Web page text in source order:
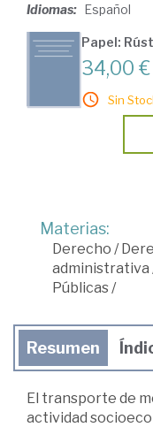
Idiomas: Español
Papel:
34,00 €
Sin
Materias:
Derecho /
administrativa
Públicas /
Resumen
El transporte de
actividad